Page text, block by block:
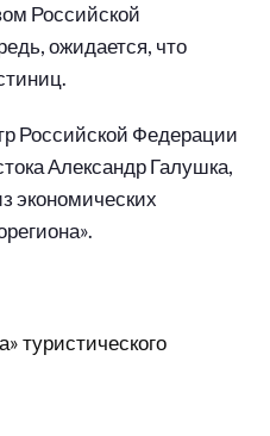
Российской
ожидается, что
Российской Федерации
Александр Галушка,
экономических
туристического